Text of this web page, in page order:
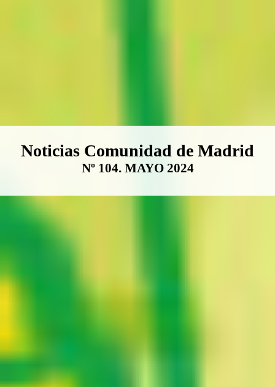
Boletín Noticias Comunidad de
Noticias Comunidad de Madrid
Nº 104. MAYO 2024